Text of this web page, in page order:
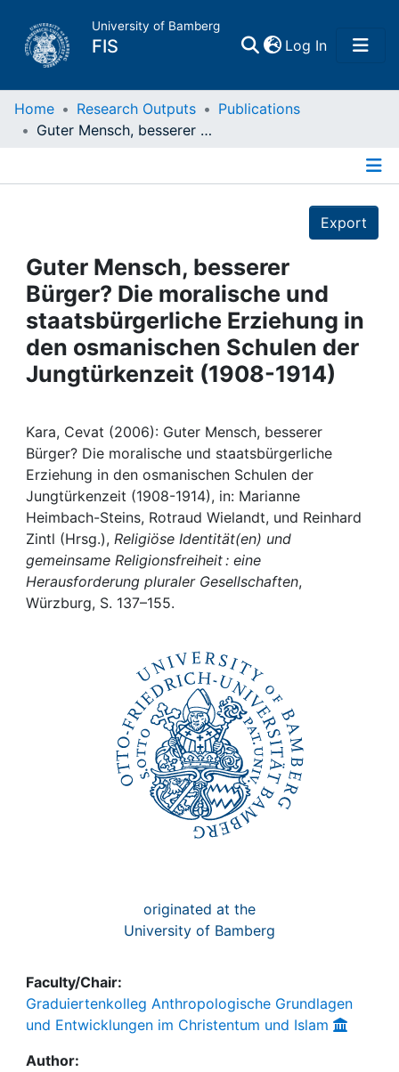
University of Bamberg
FIS Log In(current)
Home
Projects
People
Institutions
My FIS
Help
Home Research Outputs
Publications
Guter Mensch, besserer Bürger? Die moralische und staatsbürgerliche Erziehung in den osmanischen Schulen der Jungtürkenzeit (1908-1914)
Export
Guter Mensch, besserer
Bürger? Die moralische und
staatsbürgerliche Erziehung in
den osmanischen Schulen der
Jungtürkenzeit (1908-1914)
Kara, Cevat (2006): Guter Mensch, besserer
Bürger? Die moralische und staatsbürgerliche
Erziehung in den osmanischen Schulen der
Jungtürkenzeit (1908-1914), in: Marianne
Heimbach-Steins, Rotraud Wielandt, und Reinhard
Zintl (Hrsg.), Religiöse Identität(en) und
gemeinsame Religionsfreiheit : eine
Herausforderung pluraler Gesellschaften,
Würzburg, S. 137–155.
originated at the
University of Bamberg
Faculty/Chair:
Graduiertenkolleg Anthropologische Grundlagen
und Entwicklungen im Christentum und Islam
Author: